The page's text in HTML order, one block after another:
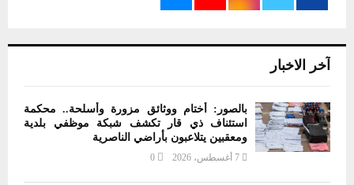
آخر الاخبار
بالصور: أختام ووثائق مزورة وأسلحة.. محكمة
استئناف ذي قار تكشف شبكة موظفي بلدية
ومعقبين يتلاعبون بأراضي الناصرية
7 أغسطس، 2026 0